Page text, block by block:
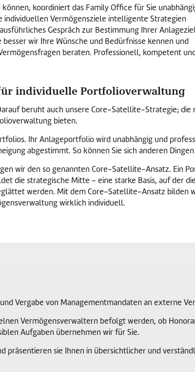
koordiniert das Family Office für Sie
individuellen Vermögensziele intelligente Strategien
Gespräch zur Bestimmung Ihrer
wir Ihre Wünsche und Bedürfnisse kennen und
beraten. Professionell, kompetent
individuelle Portfolioverwaltung
beruht auch unsere Core-Satellite-Strategie;
bieten.
Ihr Anlageportfolio wird unabhängig und
abgestimmt. So können Sie sich anderen
wir den so genannten Core-Satellite-Ansatz. Ein
die strategische Mitte - eine starke Basis, auf der
werden. Mit dem Core-Satellite-Ansatz bilden
wirklich individuell.
Vergabe von Managementmandaten an externe
Vermögensverwaltern befolgt werden, ob
Aufgaben übernehmen wir für Sie.
präsentieren sie Ihnen in übersichtlicher und